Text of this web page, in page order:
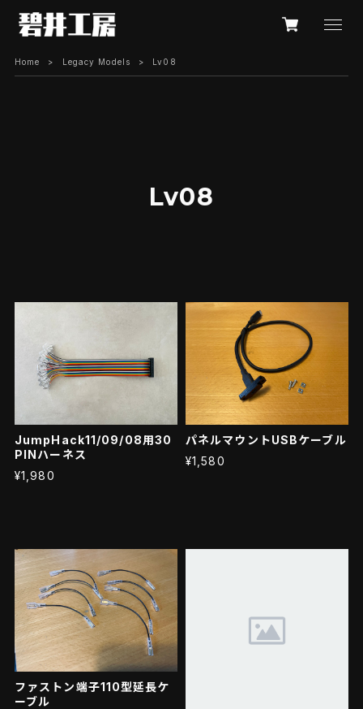
Home Legacy Models Lv08
Lv08
JumpHack11/09/08用30
PINハーネス
¥1,980
パネルマウントUSBケーブル
¥1,580
ファストン端子110型延長ケ
ーブル